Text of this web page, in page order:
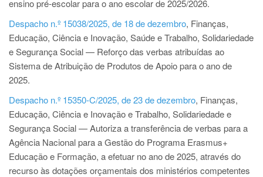
ensino pré-escolar para o ano escolar de 2025/2026.
Despacho n.º 15038/2025, de 18 de dezembro, Finanças,
Educação, Ciência e Inovação, Saúde e Trabalho, Solidariedade
e Segurança Social — Reforço das verbas atribuídas ao
Sistema de Atribuição de Produtos de Apoio para o ano de
2025.
Despacho n.º 15350-C/2025, de 23 de dezembro, Finanças,
Educação, Ciência e Inovação e Trabalho, Solidariedade e
Segurança Social — Autoriza a transferência de verbas para a
Agência Nacional para a Gestão do Programa Erasmus+
Educação e Formação, a efetuar no ano de 2025, através do
recurso às dotações orçamentais dos ministérios competentes